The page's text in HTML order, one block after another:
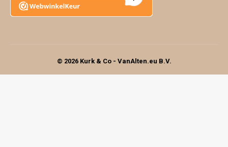
© 2026 Kurk & Co - VanAlten.eu B.V.